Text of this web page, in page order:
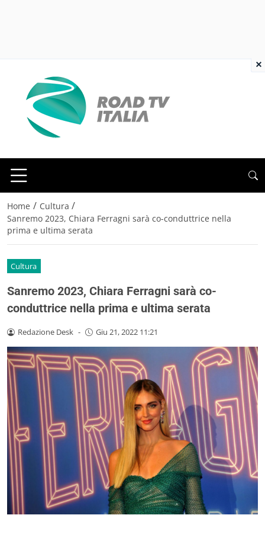
Home / Cultura /
Sanremo 2023, Chiara Ferragni sarà co-conduttrice nella
prima e ultima serata
Cultura
Sanremo 2023, Chiara Ferragni sarà co-
conduttrice nella prima e ultima serata
Redazione Desk - Giu 21, 2022 11:21
×